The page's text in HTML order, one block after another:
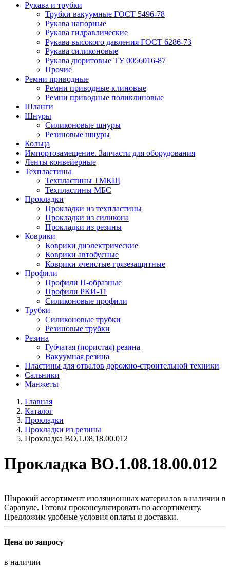
Рукава и трубки
Трубки вакуумные ГОСТ 5496-78
Рукава напорные
Рукава гидравлические
Рукава высокого давления ГОСТ 6286-73
Рукава силиконовые
Рукава дюритовые ТУ 0056016-87
Прочие
Ремни приводные
Ремни приводные клиновые
Ремни приводные поликлиновые
Шланги
Шнуры
Силиконовые шнуры
Резиновые шнуры
Кольца
Импортозамещение. Запчасти для оборудования
Ленты конвейерные
Техпластины
Техпластины ТМКЩ
Техпластины МБС
Прокладки
Прокладки из техпластины
Прокладки из силикона
Прокладки из резины
Коврики
Коврики диэлектрические
Коврики автобусные
Коврики ячеистые грязезащитные
Профили
Профили П-образные
Профили РКИ-11
Силиконовые профили
Трубки
Силиконовые трубки
Резиновые трубки
Резина
Губчатая (пористая) резина
Вакуумная резина
Пластины для отвалов дорожно-строительной техники
Сальники
Манжеты
Главная
Каталог
Прокладки
Прокладки из резины
Прокладка ВО.1.08.18.00.012
Прокладка ВО.1.08.18.00.012
Широкий ассортимент изоляционных материалов в наличии в
Сарапуле. Готовы проконсультировать по ассортименту.
Предложим удобные условия оплаты и доставки.
Цена по запросу
в наличии